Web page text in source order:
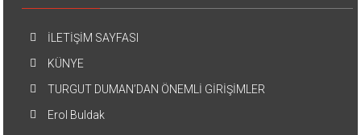
İLETİŞİM SAYFASI
KÜNYE
TURGUT DUMAN’DAN ÖNEMLİ GİRİŞİMLER
Erol Buldak